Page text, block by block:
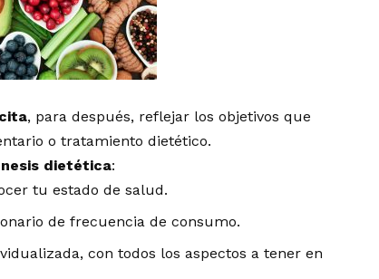
, para después, reflejar los objetivos que
o tratamiento dietético.
dietética:
tu estado de salud.
de frecuencia de consumo.
con todos los aspectos a tener en